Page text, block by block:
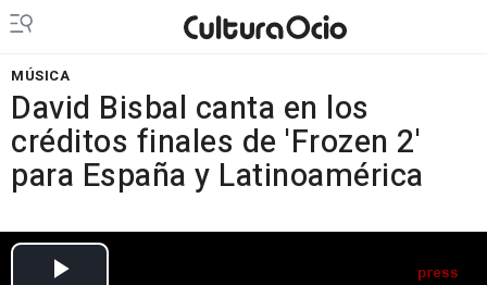
MÚSICA
David Bisbal canta en los
créditos finales de 'Frozen 2'
para España y Latinoamérica